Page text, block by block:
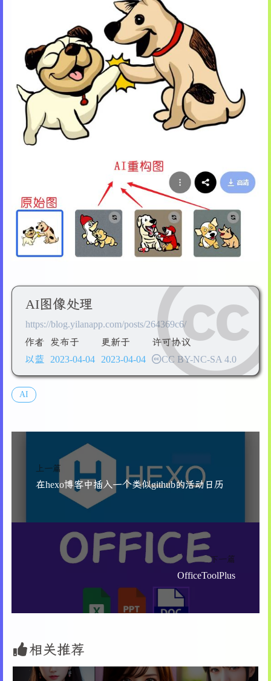
AI图像处理
https://blog.yilanapp.com/posts/264369c6/
作者
以蓝
发布于
2023-04-04
更新于
2023-04-04
许可协议
CC BY-NC-SA 4.0
AI
上一篇
在hexo博客中插入一个类似github的活动日历
下一篇
OfficeToolPlus
相关推荐